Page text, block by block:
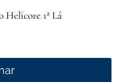
Helicore 1ª Lá